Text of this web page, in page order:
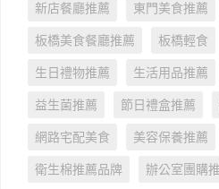
新店餐廳推薦 東門美食推薦
板橋美食餐廳推薦 板橋輕食
生日禮物推薦 生活用品推薦
益生菌推薦 節日禮盒推薦
網路宅配美食 美容保養推薦
衛生棉推薦品牌 辦公室團購